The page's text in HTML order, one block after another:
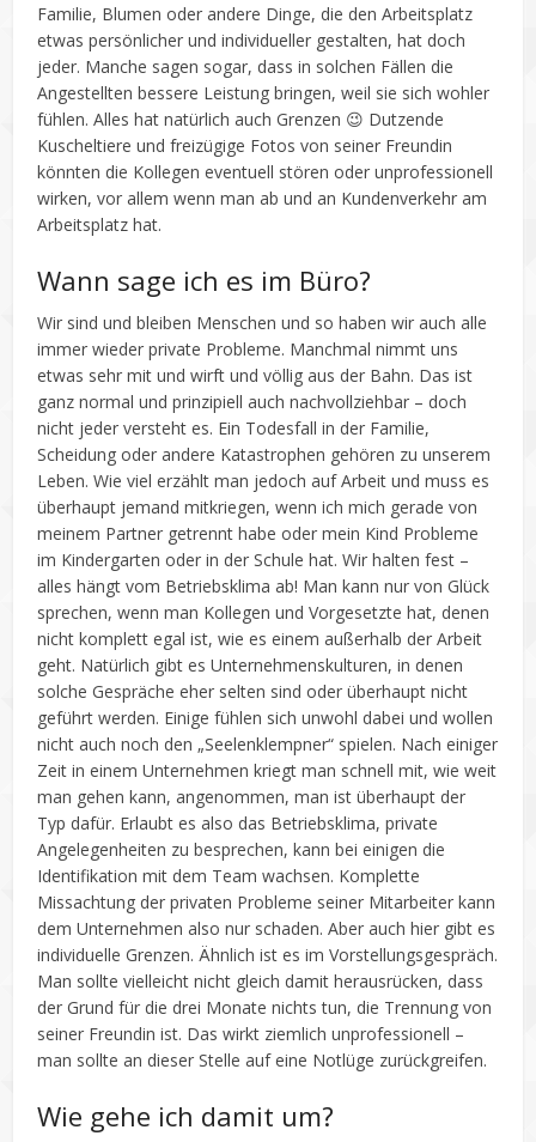
Familie, Blumen oder andere Dinge, die den Arbeitsplatz
etwas persönlicher und individueller gestalten, hat doch
jeder. Manche sagen sogar, dass in solchen Fällen die
Angestellten bessere Leistung bringen, weil sie sich wohler
fühlen. Alles hat natürlich auch Grenzen 😉 Dutzende
Kuscheltiere und freizügige Fotos von seiner Freundin
könnten die Kollegen eventuell stören oder unprofessionell
wirken, vor allem wenn man ab und an Kundenverkehr am
Arbeitsplatz hat.
Wann sage ich es im Büro?
Wir sind und bleiben Menschen und so haben wir auch alle
immer wieder private Probleme. Manchmal nimmt uns
etwas sehr mit und wirft und völlig aus der Bahn. Das ist
ganz normal und prinzipiell auch nachvollziehbar – doch
nicht jeder versteht es. Ein Todesfall in der Familie,
Scheidung oder andere Katastrophen gehören zu unserem
Leben. Wie viel erzählt man jedoch auf Arbeit und muss es
überhaupt jemand mitkriegen, wenn ich mich gerade von
meinem Partner getrennt habe oder mein Kind Probleme
im Kindergarten oder in der Schule hat. Wir halten fest –
alles hängt vom Betriebsklima ab! Man kann nur von Glück
sprechen, wenn man Kollegen und Vorgesetzte hat, denen
nicht komplett egal ist, wie es einem außerhalb der Arbeit
geht. Natürlich gibt es Unternehmenskulturen, in denen
solche Gespräche eher selten sind oder überhaupt nicht
geführt werden. Einige fühlen sich unwohl dabei und wollen
nicht auch noch den „Seelenklempner“ spielen. Nach einiger
Zeit in einem Unternehmen kriegt man schnell mit, wie weit
man gehen kann, angenommen, man ist überhaupt der
Typ dafür. Erlaubt es also das Betriebsklima, private
Angelegenheiten zu besprechen, kann bei einigen die
Identifikation mit dem Team wachsen. Komplette
Missachtung der privaten Probleme seiner Mitarbeiter kann
dem Unternehmen also nur schaden. Aber auch hier gibt es
individuelle Grenzen. Ähnlich ist es im Vorstellungsgespräch.
Man sollte vielleicht nicht gleich damit herausrücken, dass
der Grund für die drei Monate nichts tun, die Trennung von
seiner Freundin ist. Das wirkt ziemlich unprofessionell –
man sollte an dieser Stelle auf eine Notlüge zurückgreifen.
Wie gehe ich damit um?